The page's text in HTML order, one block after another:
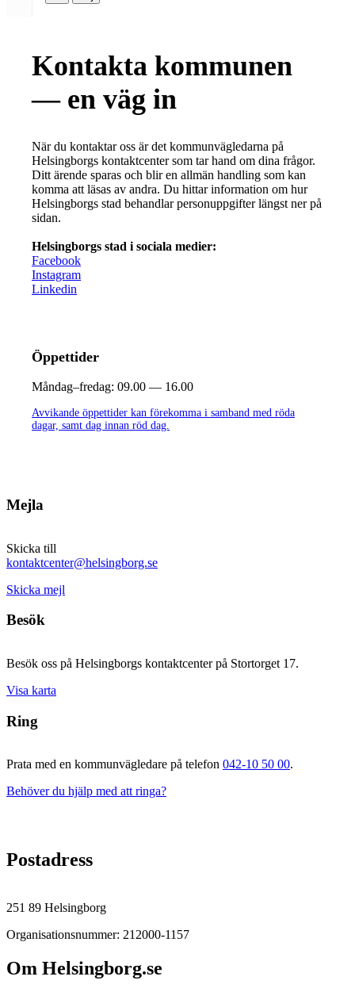
Kontakta kommunen
— en väg in
När du kontaktar oss är det kommunvägledarna på
Helsingborgs kontaktcenter som tar hand om dina frågor.
Ditt ärende sparas och blir en allmän handling som kan
komma att läsas av andra. Du hittar information om hur
Helsingborgs stad behandlar personuppgifter längst ner på
sidan.
Helsingborgs stad i sociala medier:
Facebook
Instagram
Linkedin
Öppettider
Måndag–fredag: 09.00 — 16.00
Avvikande öppettider kan förekomma i samband med röda
dagar, samt dag innan röd dag.
Mejla
Skicka till
kontaktcenter@helsingborg.se
Skicka mejl
Besök
Besök oss på Helsingborgs kontaktcenter på Stortorget 17.
Visa karta
Ring
Prata med en kommunvägledare på telefon 042-10 50 00.
Behöver du hjälp med att ringa?
Postadress
251 89 Helsingborg
Organisationsnummer: 212000-1157
Om Helsingborg.se